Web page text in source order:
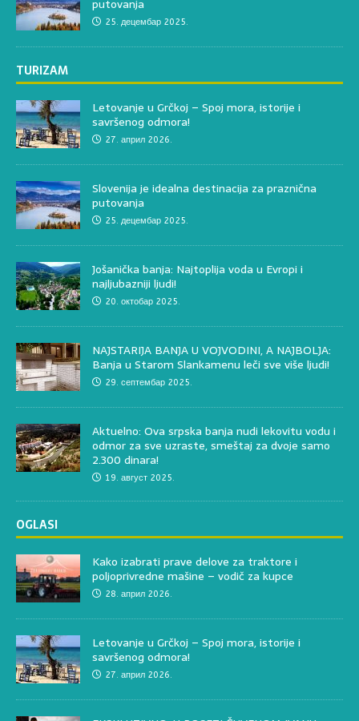
putovanja
25. децембар 2025.
TURIZAM
Letovanje u Grčkoj – Spoj mora, istorije i
savršenog odmora!
27. април 2026.
Slovenija je idealna destinacija za praznična
putovanja
25. децембар 2025.
Jošanička banja: Najtoplija voda u Evropi i
najljubazniji ljudi!
20. октобар 2025.
NAJSTARIJA BANJA U VOJVODINI, A NAJBOLJA:
Banja u Starom Slankamenu leči sve više ljudi!
29. септембар 2025.
Aktuelno: Ova srpska banja nudi lekovitu vodu i
odmor za sve uzraste, smeštaj za dvoje samo
2.300 dinara!
19. август 2025.
OGLASI
Kako izabrati prave delove za traktore i
poljoprivredne mašine – vodič za kupce
28. април 2026.
Letovanje u Grčkoj – Spoj mora, istorije i
savršenog odmora!
27. април 2026.